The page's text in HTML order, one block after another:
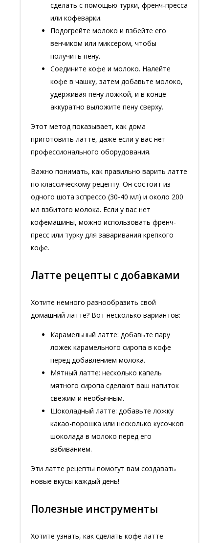
сделать с помощью турки, френч-пресса
или кофеварки.
Подогрейте молоко и взбейте его
венчиком или миксером, чтобы
получить пену.
Соедините кофе и молоко. Налейте
кофе в чашку, затем добавьте молоко,
удерживая пену ложкой, и в конце
аккуратно выложите пену сверху.
Этот метод показывает, как дома
приготовить латте, даже если у вас нет
профессионального оборудования.
Важно понимать, как правильно варить латте
по классическому рецепту. Он состоит из
одного шота эспрессо (30-40 мл) и около 200
мл взбитого молока. Если у вас нет
кофемашины, можно использовать френч-
пресс или турку для заваривания крепкого
кофе.
Латте рецепты с добавками
Хотите немного разнообразить свой
домашний латте? Вот несколько вариантов:
Карамельный латте: добавьте пару
ложек карамельного сиропа в кофе
перед добавлением молока.
Мятный латте: несколько капель
мятного сиропа сделают ваш напиток
свежим и необычным.
Шоколадный латте: добавьте ложку
какао-порошка или несколько кусочков
шоколада в молоко перед его
взбиванием.
Эти латте рецепты помогут вам создавать
новые вкусы каждый день!
Полезные инструменты
Хотите узнать, как сделать кофе латте